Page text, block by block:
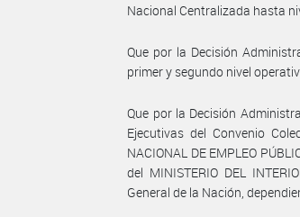
Nacional Centralizada hasta
Que por la Decisión
primer y segundo nivel
Que por la Decisión
Ejecutivas del Convenio
NACIONAL DE EMPLEO
del MINISTERIO DEL
General de la Nación,